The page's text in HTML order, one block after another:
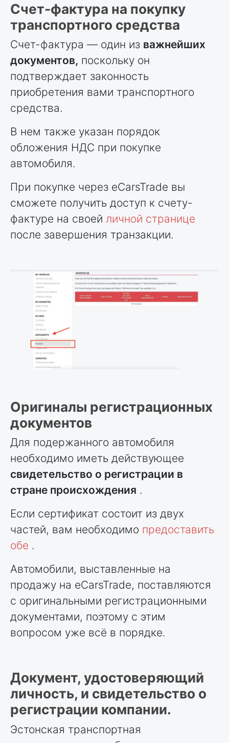
Счет-фактура на покупку
транспортного средства
Счет-фактура — один из важнейших
документов, поскольку он
подтверждает законность
приобретения вами транспортного
средства.
В нем также указан порядок
обложения НДС при покупке
автомобиля.
При покупке через eCarsTrade вы
сможете получить доступ к счету-
фактуре на своей личной странице
после завершения транзакции.
Оригиналы регистрационных
документов
Для подержанного автомобиля
необходимо иметь действующее
свидетельство о регистрации в
стране происхождения .
Если сертификат состоит из двух
частей, вам необходимо предоставить
обе .
Автомобили, выставленные на
продажу на eCarsTrade, поставляются
с оригинальными регистрационными
документами, поэтому с этим
вопросом уже всё в порядке.
Документ, удостоверяющий
личность, и свидетельство о
регистрации компании.
Эстонская транспортная